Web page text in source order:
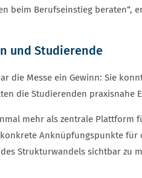
beim Berufseinstieg beraten“,
und Studierende
die Messe ein Gewinn: Sie
die Studierenden
mehr als zentrale
Anknüpfungspunkte
Strukturwandels sichtbar zu